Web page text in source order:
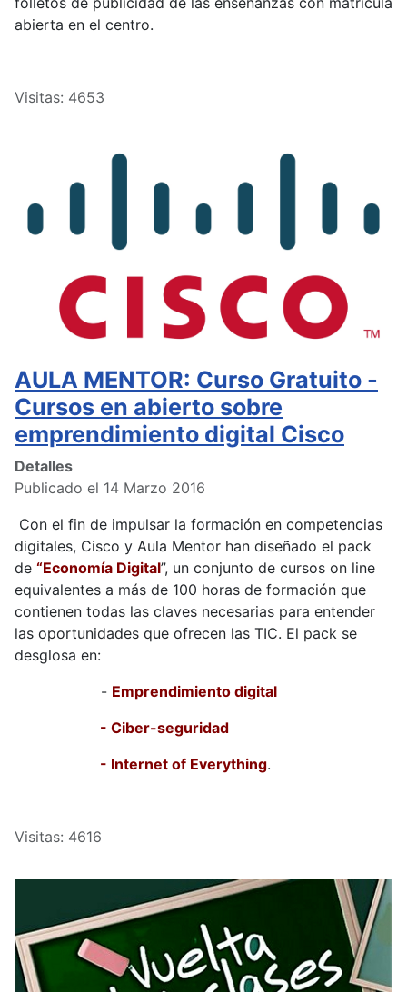
abierta en el centro.
Visitas: 4653
AULA MENTOR: Curso Gratuito -
Cursos en abierto sobre
emprendimiento digital Cisco
Detalles
Publicado el 14 Marzo 2016
Con el fin de impulsar la formación en competencias
digitales, Cisco y Aula Mentor han diseñado el pack
de “Economía Digital”, un conjunto de cursos on line
equivalentes a más de 100 horas de formación que
contienen todas las claves necesarias para entender
las oportunidades que ofrecen las TIC. El pack se
desglosa en:
- Emprendimiento digital
- Ciber-seguridad
- Internet of Everything.
Visitas: 4616